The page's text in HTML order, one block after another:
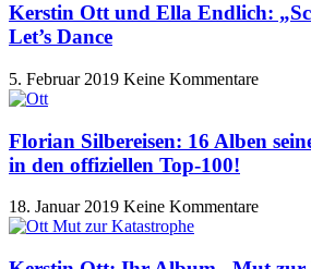
Kerstin Ott und Ella Endlich:
Let’s Dance
5. Februar 2019 Keine Kommentare
Florian Silbereisen: 16 Alben
in den offiziellen Top-100!
18. Januar 2019 Keine Kommentare